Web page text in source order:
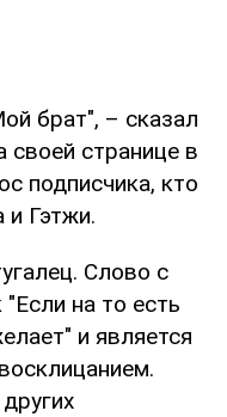
брат", – сказал
странице в
подписчика, кто
и Гэтжи.
Слово с
на то есть
и является